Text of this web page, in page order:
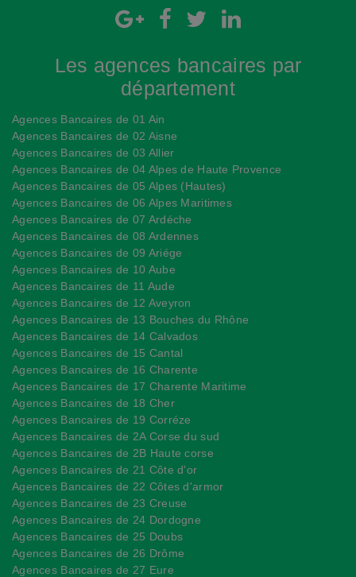
Les agences bancaires par
département
Agences Bancaires de 01 Ain
Agences Bancaires de 02 Aisne
Agences Bancaires de 03 Allier
Agences Bancaires de 04 Alpes de Haute Provence
Agences Bancaires de 05 Alpes (Hautes)
Agences Bancaires de 06 Alpes Maritimes
Agences Bancaires de 07 Ardéche
Agences Bancaires de 08 Ardennes
Agences Bancaires de 09 Ariége
Agences Bancaires de 10 Aube
Agences Bancaires de 11 Aude
Agences Bancaires de 12 Aveyron
Agences Bancaires de 13 Bouches du Rhône
Agences Bancaires de 14 Calvados
Agences Bancaires de 15 Cantal
Agences Bancaires de 16 Charente
Agences Bancaires de 17 Charente Maritime
Agences Bancaires de 18 Cher
Agences Bancaires de 19 Corréze
Agences Bancaires de 2A Corse du sud
Agences Bancaires de 2B Haute corse
Agences Bancaires de 21 Côte d'or
Agences Bancaires de 22 Côtes d'armor
Agences Bancaires de 23 Creuse
Agences Bancaires de 24 Dordogne
Agences Bancaires de 25 Doubs
Agences Bancaires de 26 Drôme
Agences Bancaires de 27 Eure